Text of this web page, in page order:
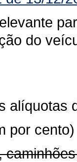
do
alíquotas
por